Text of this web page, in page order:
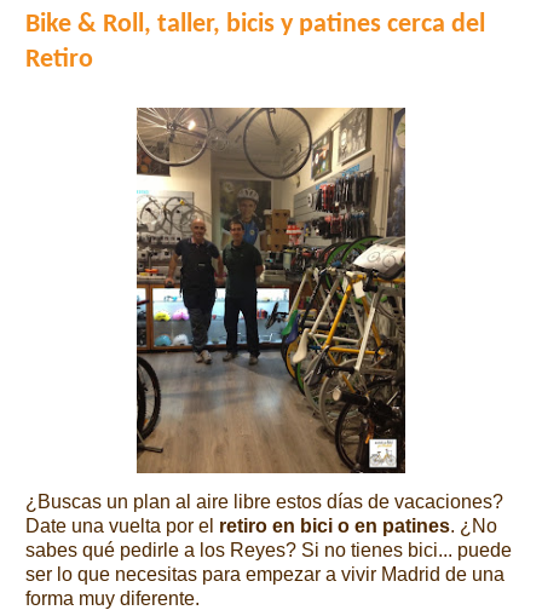
Bike & Roll, taller, bicis y patines cerca del
Retiro
¿Buscas un plan al aire libre estos días de vacaciones?
Date una vuelta por el retiro en bici o en patines. ¿No
sabes qué pedirle a los Reyes? Si no tienes bici... puede
ser lo que necesitas para empezar a vivir Madrid de una
forma muy diferente.